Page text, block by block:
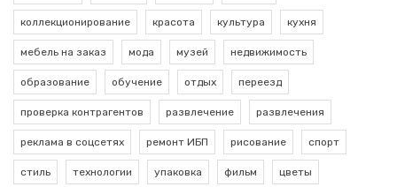
коллекционирование красота культура кухня
мебель на заказ мода музей недвижимость
образование обучение отдых переезд
проверка контрагентов развлечение развлечения
реклама в соцсетях ремонт ИБП рисование спорт
стиль технологии упаковка фильм цветы